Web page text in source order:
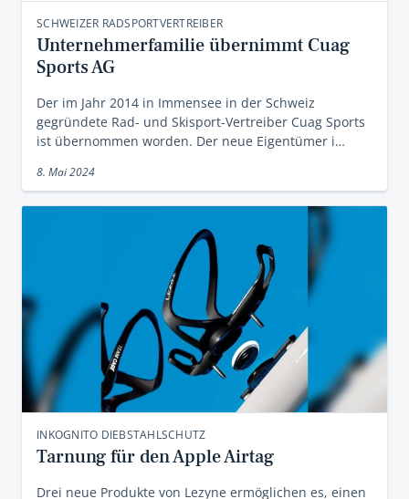
SCHWEIZER RADSPORTVERTREIBER
Unternehmerfamilie übernimmt Cuag
Sports AG
Der im Jahr 2014 in Immensee in der Schweiz
gegründete Rad- und Skisport-Vertreiber Cuag Sports
ist übernommen worden. Der neue Eigentümer i…
8. Mai 2024
INKOGNITO DIEBSTAHLSCHUTZ
Tarnung für den Apple Airtag
Drei neue Produkte von Lezyne ermöglichen es, einen